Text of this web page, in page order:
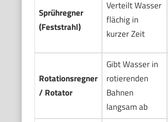
Sprühregner
(Feststrahl)
Verteilt Wasser
flächig in
kurzer Zeit
Rotationsregner
/ Rotator
Gibt Wasser in
rotierenden
Bahnen
langsam ab